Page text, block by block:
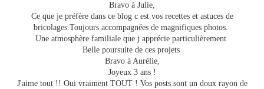
Bravo à Julie,
Ce que je préfère dans ce blog c est vos recettes et astuces de
bricolages.Toujours accompagnées de magnifiques photos.
Une atmosphère familiale que j apprécie particulièrement
Belle poursuite de ces projets
Bravo à Aurélie,
Joyeux 3 ans !
J'aime tout !! Oui vraiment TOUT ! Vos posts sont un doux rayon de